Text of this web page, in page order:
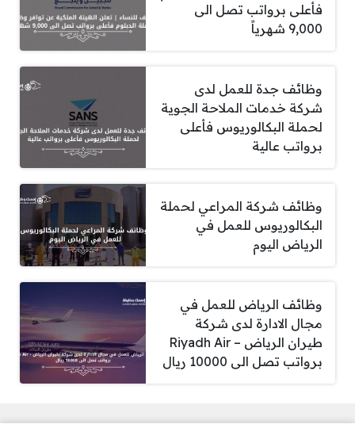
فأعلى برواتب تصل الى
9,000 شهرياً
وظائف جدة للعمل لدى
شركة خدمات الملاحة الجوية
لحملة البكالوريوس فأعلى
برواتب عالية
وظائف شركة المراعي لحملة
البكالوريوس للعمل في
الرياض اليوم
وظائف الرياض للعمل في
مجال الادارة لدى شركة
طيران الرياض – Riyadh Air
برواتب تصل الى 10000 ريال